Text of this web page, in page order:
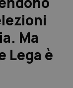
Ma
Lega è